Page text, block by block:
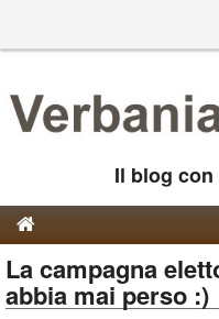
Il blog
Genesi e Storia
Contatti
La campagna
abbia mai perso :)